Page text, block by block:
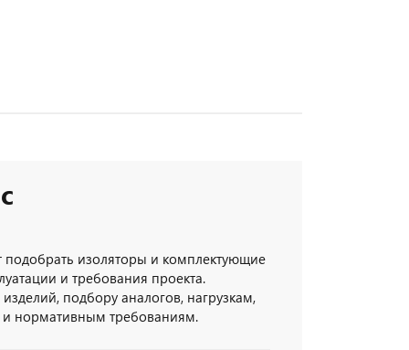
изоляторы и комплектующие
и требования проекта.
подбору аналогов, нагрузкам,
нормативным требованиям.